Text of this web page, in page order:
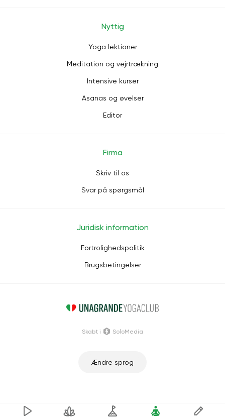
Nyttig
Yoga lektioner
Meditation og vejrtrækning
Intensive kurser
Asanas og øvelser
Editor
Firma
Skriv til os
Svar på spørgsmål
Juridisk information
Fortrolighedspolitik
Brugsbetingelser
Ændre sprog
Skabt i SoloMedia